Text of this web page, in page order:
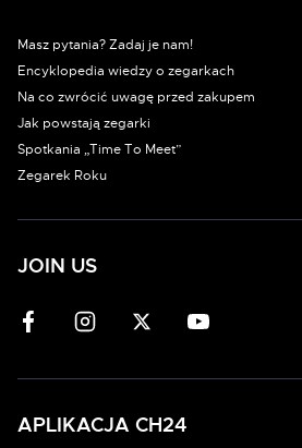
Masz pytania? Zadaj je nam!
Encyklopedia wiedzy o zegarkach
Na co zwrócić uwagę przed zakupem
Jak powstają zegarki
Spotkania „Time To Meet”
Zegarek Roku
JOIN US
APLIKACJA CH24